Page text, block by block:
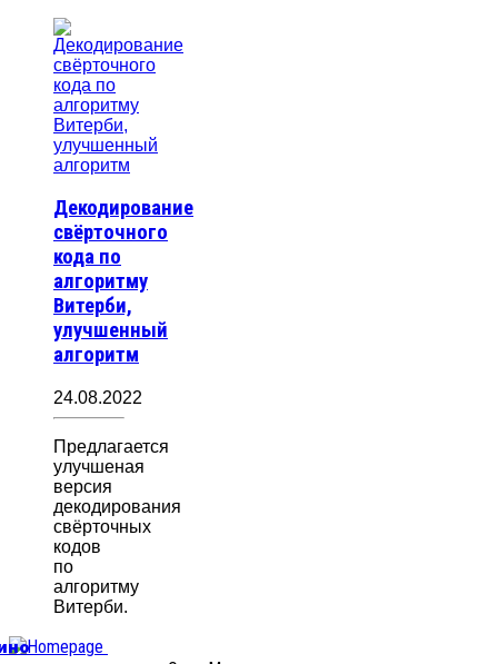
Декодирование
свёрточного
кода по
алгоритму
Витерби,
улучшенный
алгоритм
24.08.2022
Предлагается
улучшеная
версия
декодирования
свёрточных
кодов
по
алгоритму
Витерби.